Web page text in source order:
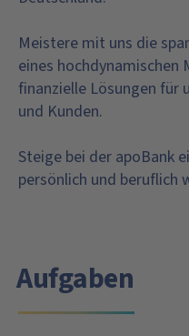
Meistere mit uns die
eines hochdynamischen
finanzielle Lösungen für
und Kunden.
Steige bei der apoBank
persönlich und beruflich
Aufgaben